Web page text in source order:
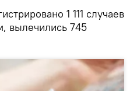
1 111 случаев
вылечились 745